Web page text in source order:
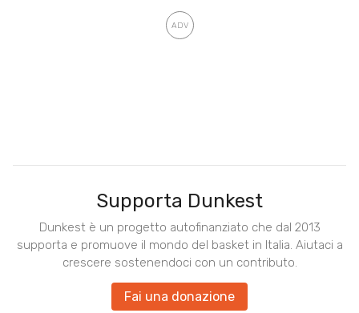
Supporta Dunkest
Dunkest è un progetto autofinanziato che dal 2013
supporta e promuove il mondo del basket in Italia. Aiutaci a
crescere sostenendoci con un contributo.
Fai una donazione